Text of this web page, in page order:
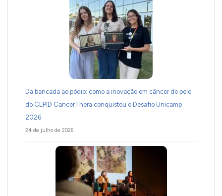
Da bancada ao pódio: como a inovação em câncer de pele
do CEPID CancerThera conquistou o Desafio Unicamp
2026
24 de julho de 2026